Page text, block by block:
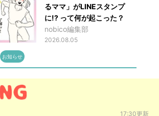
るママ」がLINEスタンプ
に!? って何が起こった？
nobico編集部
2026.08.05
お知らせ
17:30更新